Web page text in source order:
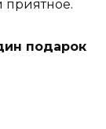
приятное.
подарок